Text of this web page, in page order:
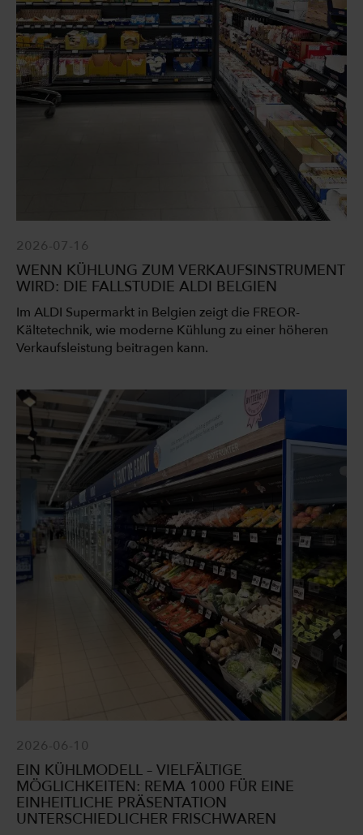
2026-07-16
WENN KÜHLUNG ZUM VERKAUFSINSTRUMENT
WIRD: DIE FALLSTUDIE ALDI BELGIEN
Im ALDI Supermarkt in Belgien zeigt die FREOR-
Kältetechnik, wie moderne Kühlung zu einer höheren
Verkaufsleistung beitragen kann.
2026-06-10
EIN KÜHLMODELL – VIELFÄLTIGE
MÖGLICHKEITEN: REMA 1000 FÜR EINE
EINHEITLICHE PRÄSENTATION
UNTERSCHIEDLICHER FRISCHWAREN